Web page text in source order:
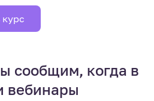
курс
сообщим, когда в
вебинары